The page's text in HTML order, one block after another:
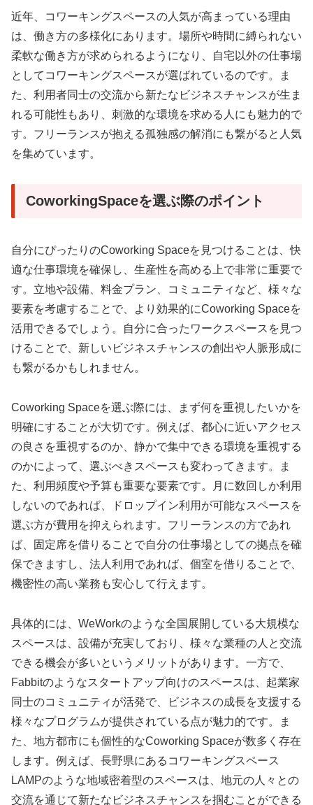
近年、コワーキングスペースの人気が高まっている理由
は、働き方の多様化にあります。場所や時間に縛られない
柔軟な働き方が求められるようになり、自宅以外の仕事場
としてコワーキングスペースが選ばれているのです。ま
た、利用者同士の交流から新たなビジネスチャンスが生ま
れる可能性もあり、刺激的な環境を求める人にも魅力的で
す。フリーランスが抱える孤独感の解消にも繋がると人気
を集めています。
CoworkingSpaceを選ぶ際のポイント
自分にぴったりのCoworking Spaceを見つけることは、快
適な仕事環境を確保し、生産性を高める上で非常に重要で
す。立地や設備、料金プラン、コミュニティなど、様々な
要素を考慮することで、より効果的にCoworking Spaceを
活用できるでしょう。自分に合ったワークスペースを見つ
けることで、新しいビジネスチャンスの創出や人脈形成に
も繋がるかもしれません。
Coworking Spaceを選ぶ際には、まず何を重視したいかを
明確にすることが大切です。例えば、都心に近いアクセス
の良さを重視するのか、静かで集中できる環境を重視する
のかによって、選ぶべきスペースも変わってきます。ま
た、利用頻度や予算も重要な要素です。月に数回しか利用
しないのであれば、ドロップイン利用が可能なスペースを
選ぶ方が費用を抑えられます。フリーランスの方であれ
ば、固定席を借りることで自分の仕事場としての拠点を確
保できますし、法人利用であれば、個室を借りることで、
機密性の高い業務も安心して行えます。
具体的には、WeWorkのような全国展開している大規模な
スペースは、設備が充実しており、様々な業種の人と交流
できる機会が多いというメリットがあります。一方で、
Fabbitのようなスタートアップ向けのスペースは、起業家
同士のコミュニティが活発で、ビジネスの成長を支援する
様々なプログラムが提供されている点が魅力的です。ま
た、地方都市にも個性的なCoworking Spaceが数多く存在
します。例えば、長野県にあるコワーキングスペース
LAMPのような地域密着型のスペースは、地元の人々との
交流を通じて新たなビジネスチャンスを掴むことができる